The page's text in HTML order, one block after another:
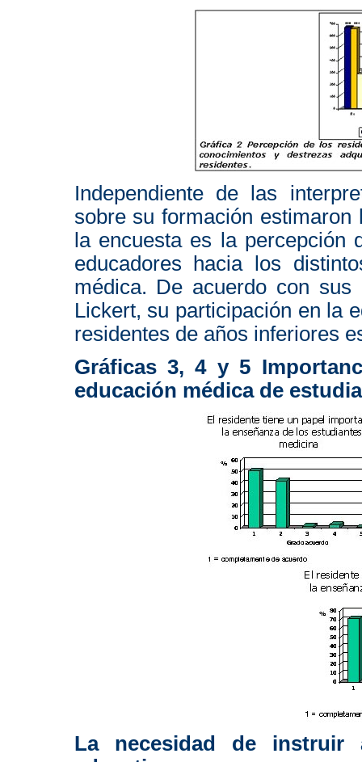
Independiente de las
sobre su formación
la encuesta es la percepción
educadores hacia los
médica. De acuerdo con
Lickert, su participación en la
residentes de años inferiores
Gráficas 3, 4 y 5
educación médica de
La necesidad de